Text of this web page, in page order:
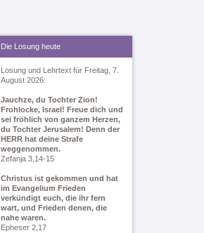
Die Losung heute
Losung und Lehrtext für Freitag, 7.
August 2026:
Jauchze, du Tochter Zion!
Frohlocke, Israel! Freue dich und
sei fröhlich von ganzem Herzen,
du Tochter Jerusalem! Denn der
HERR hat deine Strafe
weggenommen.
Zefanja 3,14-15
Christus ist gekommen und hat
im Evangelium Frieden
verkündigt euch, die ihr fern
wart, und Frieden denen, die
nahe waren.
Epheser 2,17